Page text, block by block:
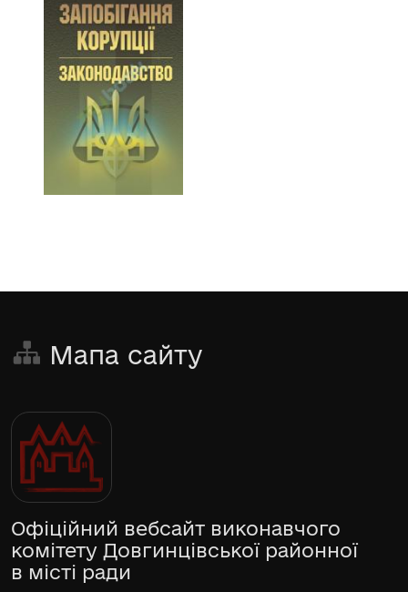
Мапа сайту
Офіційний вебсайт виконавчого
комітету Довгинцівської районної
в місті ради